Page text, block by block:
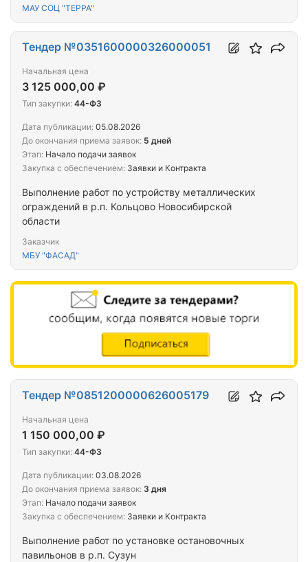
МАУ СОЦ "ТЕРРА"
Выполнение работ по устройству металлических
ограждений в р.п. Кольцово Новосибирской
области
Заказчик
МБУ "ФАСАД"
Тендер №0351600000326000051
Начальная цена
3 125 000,00 ₽
Тип закупки: 44-ФЗ
Дата публикации: 05.08.2026
До окончания приема заявок: 5 дней
Этап: Начало подачи заявок
Закупка с обеспечением: Заявки и Контракта
Выполнение работ по установке остановочных
павильонов в р.п. Сузун
Тендер №0851200000626005179
Начальная цена
1 150 000,00 ₽
Тип закупки: 44-ФЗ
Дата публикации: 03.08.2026
До окончания приема заявок: 3 дня
Этап: Начало подачи заявок
Закупка с обеспечением: Заявки и Контракта